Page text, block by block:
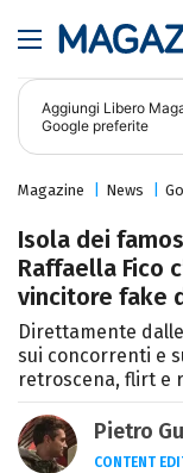
Aggiungi Libero
Google preferite
Magazine News
Isola dei
Raffaella Fico
vincitore fake
Direttamente
sui concorrenti e
retroscena, flirt e
Pietro
CONTENT